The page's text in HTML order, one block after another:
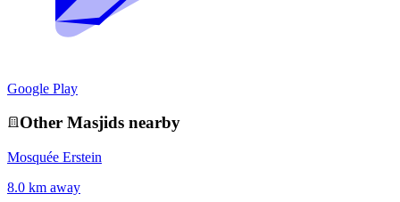
Google Play
Other Masjids nearby
Mosquée Erstein
8.0 km away